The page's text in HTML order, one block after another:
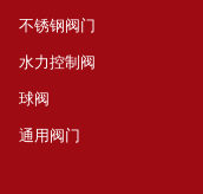
不锈钢阀门
水力控制阀
球阀
通用阀门